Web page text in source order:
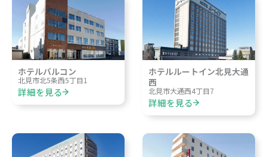
ホテルバルコン
北見市北5条西5丁目1
詳細を見る
ホテルルートイン北見大通
西
北見市大通西4丁目7
詳細を見る